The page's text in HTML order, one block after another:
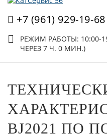
+7 (961) 929-19-68
РЕЖИМ РАБОТЫ: 10:00-
ЧЕРЕЗ 7 Ч. 0 МИН.)
BJ2021 ПО